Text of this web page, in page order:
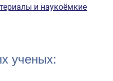
и наукоёмкие
ученых: